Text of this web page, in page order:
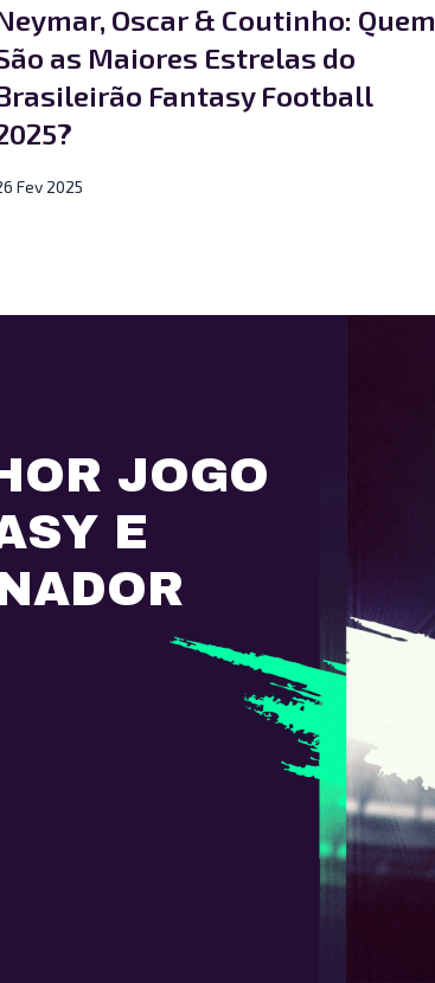
Oscar & Coutinho: Quem
as Maiores Estrelas do
Fantasy Football
Fev 2025
JOGO
E